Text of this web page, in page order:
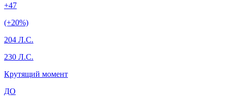
+47
(+20%)
204 Л.С.
230 Л.С.
Крутящий момент
ДО